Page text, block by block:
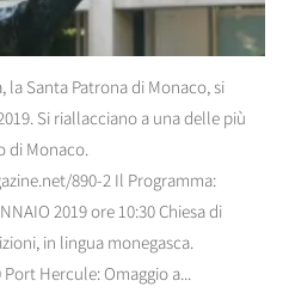
la Santa Patrona di Monaco, si
Si riallacciano a una delle più
di Monaco.
890-2 Il Programma:
ore 10:30 Chiesa di
in lingua monegasca.
Hercule: Omaggio a...